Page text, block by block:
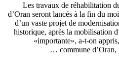
Les travaux de réhabilitation
d’Oran seront lancés à la fin du
d’un vaste projet de
historique, après la mobilisation
«importante», a-t-on
commune d’Oran,